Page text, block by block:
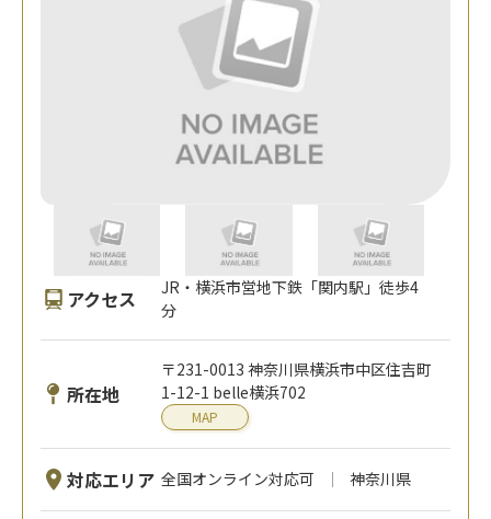
アクセス
JR・横浜市営地下鉄「関内駅」徒歩4
分
所在地
〒231-0013 神奈川県横浜市中区住吉町
1-12-1 belle横浜702
MAP
対応エリア 全国オンライン対応可 神奈川県